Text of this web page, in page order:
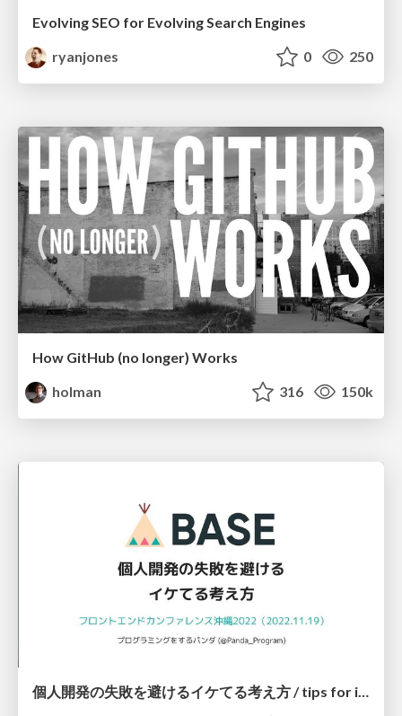
Evolving SEO for Evolving Search Engines
ryanjones
0 250
How GitHub (no longer) Works
holman
316 150k
個人開発の失敗を避けるイケてる考え方 / tips for indie hackers